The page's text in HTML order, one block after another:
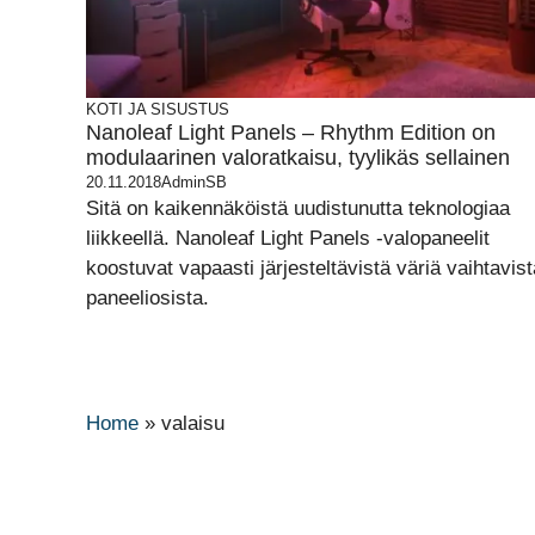
KOTI JA SISUSTUS
Nanoleaf Light Panels – Rhythm Edition on
modulaarinen valoratkaisu, tyylikäs sellainen
20.11.2018AdminSB
Sitä on kaikennäköistä uudistunutta teknologiaa
liikkeellä. Nanoleaf Light Panels -valopaneelit
koostuvat vapaasti järjesteltävistä väriä
paneeliosista.
Home » valaisu